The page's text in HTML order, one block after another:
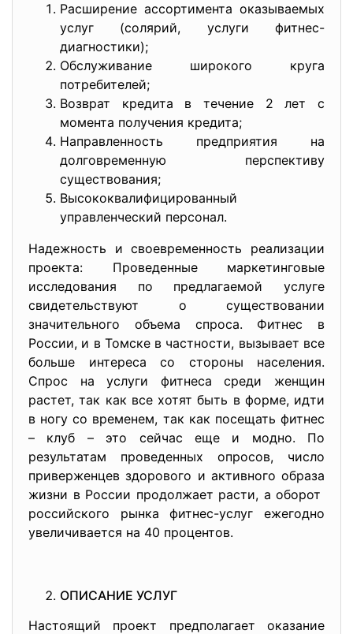
Расширение ассортимента оказываемых
услуг (солярий, услуги фитнес-
диагностики);
Обслуживание широкого круга
потребителей;
Возврат кредита в течение 2 лет с
момента получения кредита;
Направленность предприятия на
долговременную перспективу
существования;
Высококвалифицированный
управленческий персонал.
Надежность и своевременность реализации
проекта: Проведенные маркетинговые
исследования по предлагаемой услуге
свидетельствуют о существовании
значительного объема спроса. Фитнес в
России, и в Томске в частности, вызывает все
больше интереса со стороны населения.
Спрос на услуги фитнеса среди женщин
растет, так как все хотят быть в форме, идти
в ногу со временем, так как посещать фитнес
– клуб – это сейчас еще и модно. По
результатам проведенных опросов, число
приверженцев здорового и активного образа
жизни в России продолжает расти, а оборот
российского рынка фитнес-услуг ежегодно
увеличивается на 40 процентов.
ОПИСАНИЕ УСЛУГ
Настоящий проект предполагает оказание